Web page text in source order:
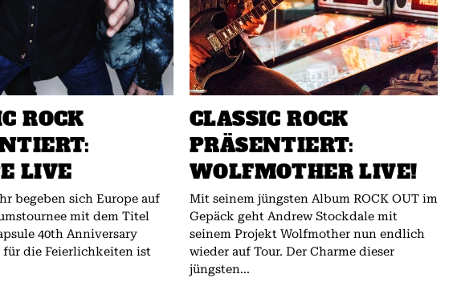
ROCK
LIVE
begeben sich Europe auf
mit dem Titel
40th Anniversary
für die Feierlichkeiten ist
CLASSIC ROCK
PRÄSENTIERT:
WOLFMOTHER LIVE!
Mit seinem jüngsten Album ROCK OUT im
Gepäck geht Andrew Stockdale mit
seinem Projekt Wolfmother nun endlich
wieder auf Tour. Der Charme dieser
jüngsten...